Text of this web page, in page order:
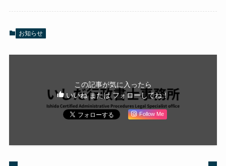
お知らせ
この記事が気に入ったら
いいね または フォローしてね！
Follow Me